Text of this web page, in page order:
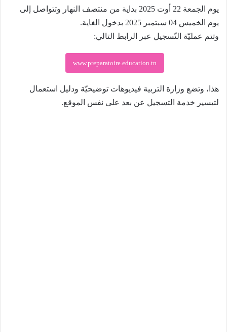
يوم الجمعة 22 أوت 2025 بداية من منتصف النهار وتتواصل إلى
يوم الخميس 04 سبتمبر 2025 بدخول الغاية.
وتتم عمليّة التّسجيل عبر الرابط التالي:
www.preparatoire.education.tn
هذا، وتضع وزارة التربية فيديوهات توضيحيّة ودليل استعمال
لتيسير خدمة التسجيل عن بعد على نفس الموقع.